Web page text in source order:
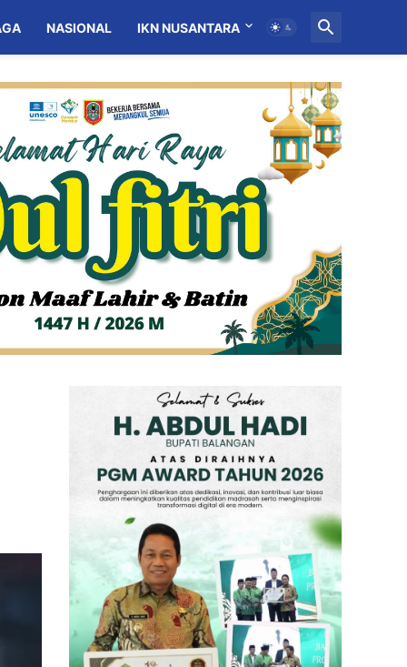
NASIONAL IKN NUSANTARA MITRA